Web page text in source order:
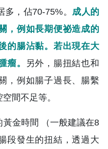
，佔70-75%。 成人的
，例如長期便祕造成的
的腸沾黏。若出現在大
瘤。
另外，腸扭結也和
，例如腸子過長、腸繫
間不足等。
金時間 （一般建議在8
段發生的扭結，透過大